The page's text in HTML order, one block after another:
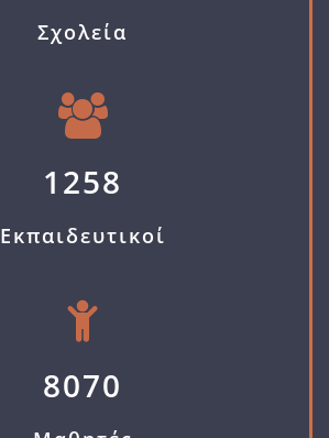
Σχολεία
1258
Εκπαιδευτικοί
8070